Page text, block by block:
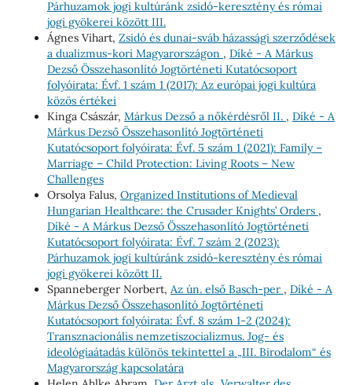
Párhuzamok jogi kultúránk zsidó-keresztény és római
jogi gyökerei között III.
Ágnes Vihart, Zsidó és dunai-sváb házassági szerződések
a dualizmus-kori Magyarországon , Díké - A Márkus
Dezső Összehasonlító Jogtörténeti Kutatócsoport
folyóirata: Évf. 1 szám 1 (2017): Az európai jogi kultúra
közös értékei
Kinga Császár, Márkus Dezső a nőkérdésről II. , Díké - A
Márkus Dezső Összehasonlító Jogtörténeti
Kutatócsoport folyóirata: Évf. 5 szám 1 (2021): Family –
Marriage – Child Protection: Living Roots – New
Challenges
Orsolya Falus, Organized Institutions of Medieval
Hungarian Healthcare: the Crusader Knights’ Orders ,
Díké - A Márkus Dezső Összehasonlító Jogtörténeti
Kutatócsoport folyóirata: Évf. 7 szám 2 (2023):
Párhuzamok jogi kultúránk zsidó-keresztény és római
jogi gyökerei között II.
Spanneberger Norbert, Az ún. első Basch-per , Díké - A
Márkus Dezső Összehasonlító Jogtörténeti
Kutatócsoport folyóirata: Évf. 8 szám 1-2 (2024):
Transznacionális nemzetiszocializmus. Jog- és
ideológiaátadás különös tekintettel a „III. Birodalom“ és
Magyarország kapcsolatára